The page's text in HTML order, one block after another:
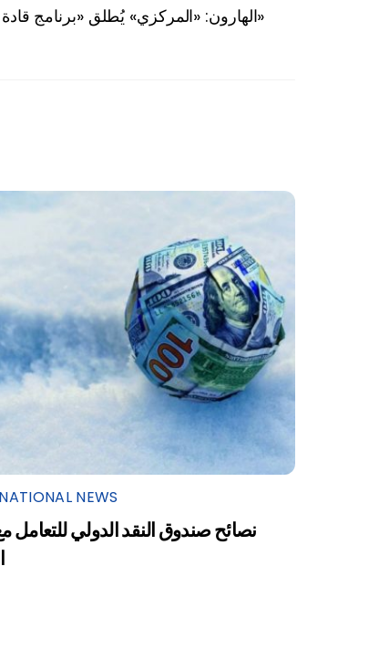
الهارون: «المركزي» يُطلق «برنامج قادة الأمن السيبراني»
NEWS
نصائح صندوق النقد الدولي للتعامل